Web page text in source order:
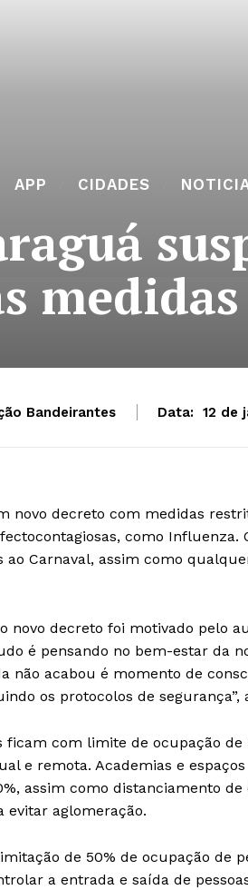
APP CIDADES
Bandeirantes Data: 12 de
novo decreto com medidas
como Influenza.
Carnaval, assim como
novo decreto foi motivado pelo
é pensando no bem-estar da
não acabou é momento de
os protocolos de segurança”,
ficam com limite de ocupação de
e remota. Academias e
assim como distanciamento de
evitar aglomeração.
de 50% de ocupação de
a entrada e saída de